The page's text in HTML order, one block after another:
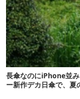
長傘なのにiPhone並
ー新作デカ日傘で、夏